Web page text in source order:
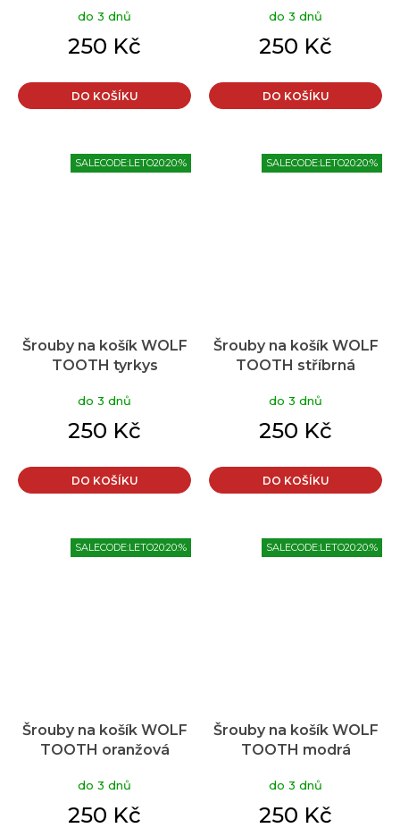
do 3 dnů
250 Kč
DO KOŠÍKU
do 3 dnů
250 Kč
DO KOŠÍKU
SALECODE:LETO20:20:%
Šrouby na košík WOLF
TOOTH tyrkys
do 3 dnů
250 Kč
DO KOŠÍKU
SALECODE:LETO20:20:%
Šrouby na košík WOLF
TOOTH stříbrná
do 3 dnů
250 Kč
DO KOŠÍKU
SALECODE:LETO20:20:%
Šrouby na košík WOLF
TOOTH oranžová
do 3 dnů
250 Kč
SALECODE:LETO20:20:%
Šrouby na košík WOLF
TOOTH modrá
do 3 dnů
250 Kč